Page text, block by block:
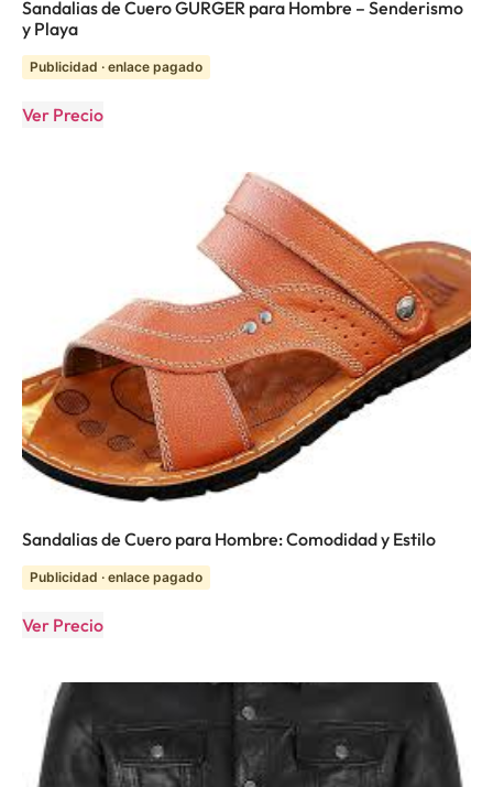
Sandalias de Cuero GURGER para Hombre – Senderismo
y Playa
Publicidad · enlace pagado
Ver Precio
Sandalias de Cuero para Hombre: Comodidad y Estilo
Publicidad · enlace pagado
Ver Precio